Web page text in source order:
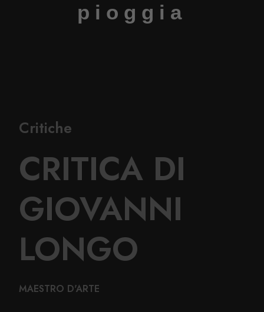
pioggia
Critiche
CRITICA DI
GIOVANNI
LONGO
MAESTRO D'ARTE